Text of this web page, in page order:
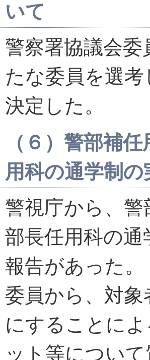
いて
警察署協議会
たな委員を選
決定した。
（６）警部補
用科の通学制
警視庁から、
部長任用科の
報告があった。
委員から、対
にすることに
ット等につい